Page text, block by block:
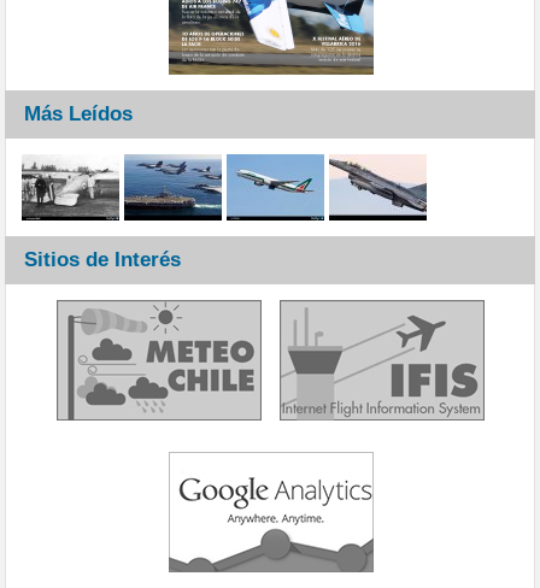
Más Leídos
Sitios de Interés